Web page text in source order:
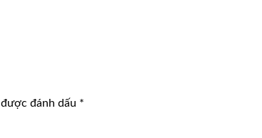
đánh dấu *